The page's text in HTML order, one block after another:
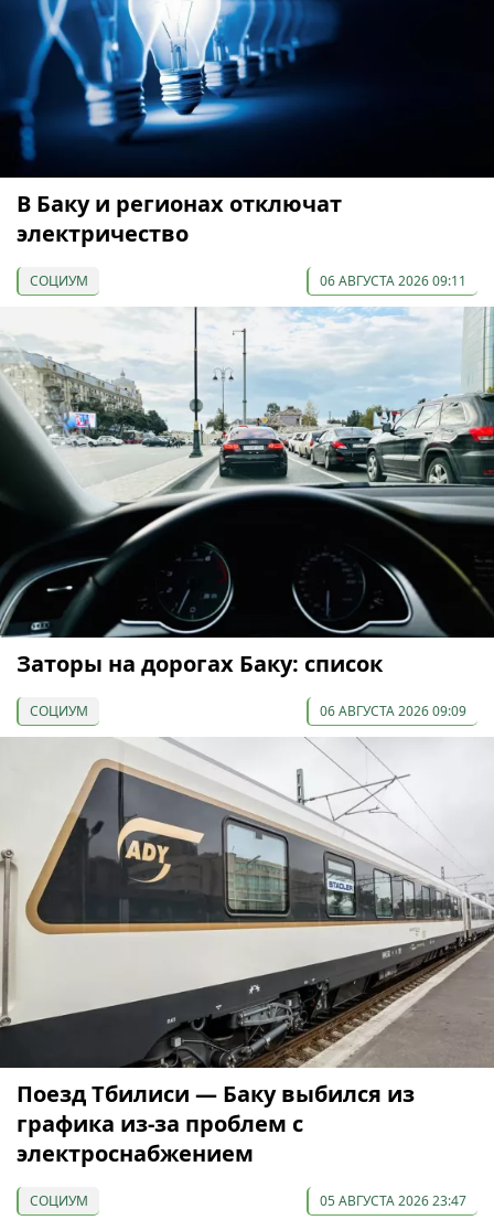
В Баку и регионах отключат
электричество
СОЦИУМ 06 АВГУСТА 2026 09:11
Заторы на дорогах Баку: список
СОЦИУМ 06 АВГУСТА 2026 09:09
Поезд Тбилиси — Баку выбился из
графика из-за проблем с
электроснабжением
СОЦИУМ 05 АВГУСТА 2026 23:47